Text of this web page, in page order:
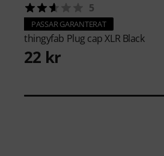
5
PASSAR GARANTERAT
thingyfab Plug cap XLR Black
22 kr